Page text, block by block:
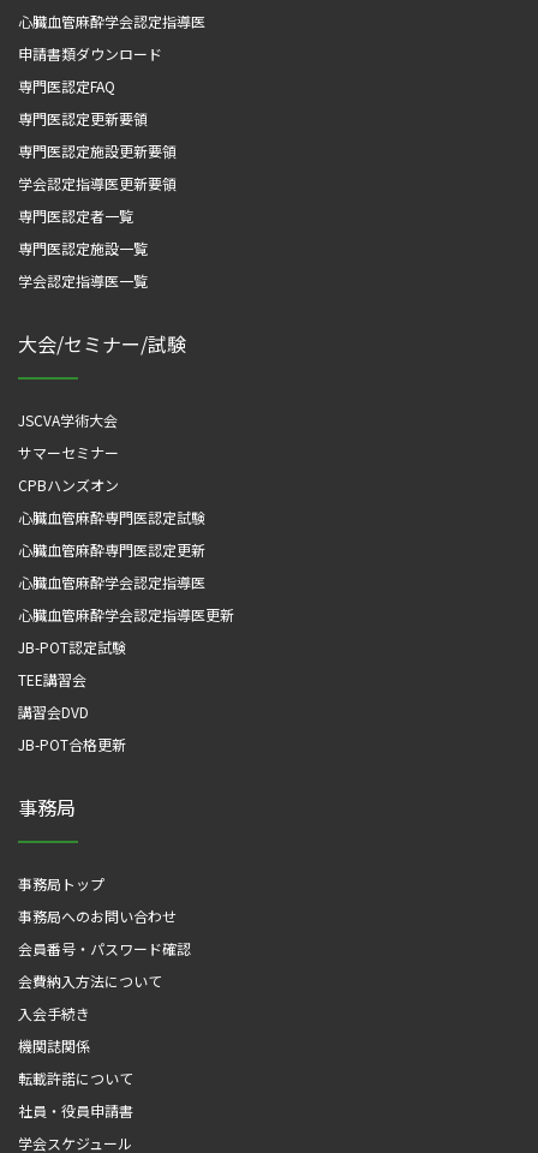
心臓血管麻酔学会認定指導医
申請書類ダウンロード
専門医認定FAQ
専門医認定更新要領
専門医認定施設更新要領
学会認定指導医更新要領
専門医認定者一覧
専門医認定施設一覧
学会認定指導医一覧
大会/セミナー/試験
JSCVA学術大会
サマーセミナー
CPBハンズオン
心臓血管麻酔専門医認定試験
心臓血管麻酔専門医認定更新
心臓血管麻酔学会認定指導医
心臓血管麻酔学会認定指導医更新
JB-POT認定試験
TEE講習会
講習会DVD
JB-POT合格更新
事務局
事務局トップ
事務局へのお問い合わせ
会員番号・パスワード確認
会費納入方法について
入会手続き
機関誌関係
転載許諾について
社員・役員申請書
学会スケジュール